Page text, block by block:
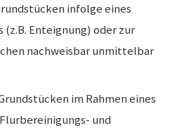
infolge eines
Enteignung) oder zur
nachweisbar unmittelbar
im Rahmen eines
und